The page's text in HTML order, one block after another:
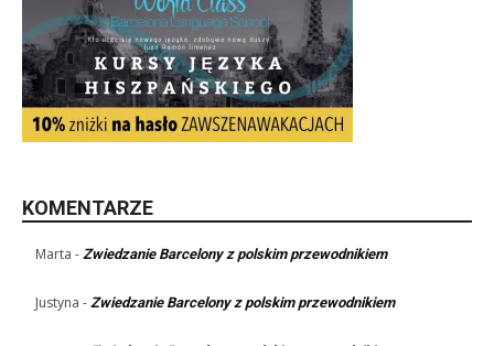
KOMENTARZE
Marta - Zwiedzanie Barcelony z polskim przewodnikiem
Justyna - Zwiedzanie Barcelony z polskim przewodnikiem